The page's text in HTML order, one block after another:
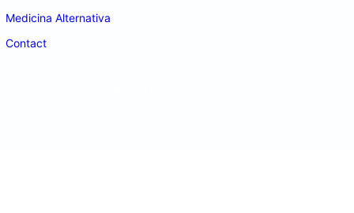
Medicina Alternativa
Contact